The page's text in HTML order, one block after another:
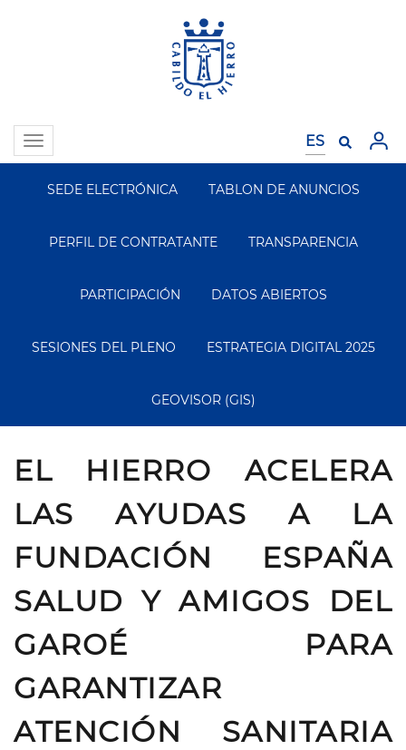
Toggle
navigation
Segundo
Menu
SEDE ELECTRÓNICA TABLON DE ANUNCIOS
PERFIL DE CONTRATANTE TRANSPARENCIA
PARTICIPACIÓN DATOS ABIERTOS
SESIONES DEL PLENO ESTRATEGIA DIGITAL 2025
GEOVISOR (GIS)
EL HIERRO ACELERA
LAS AYUDAS A LA
FUNDACIÓN ESPAÑA
SALUD Y AMIGOS DEL
GAROÉ PARA
GARANTIZAR
ATENCIÓN SANITARIA